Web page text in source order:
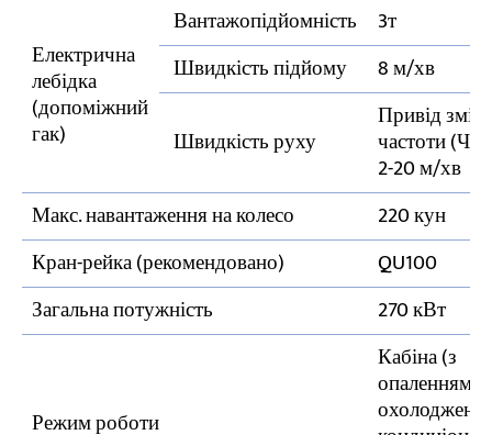
Електрична
лебідка
(допоміжний
гак)
Вантажопідйомність
3т
Швидкість підйому
8 м/хв
Швидкість руху
Привід
частоти
2-20 м/хв
Макс. навантаження на колесо
220 кун
Кран-рейка (рекомендовано)
QU100
Загальна потужність
270 кВт
Режим роботи
Кабіна (з
опаленням/